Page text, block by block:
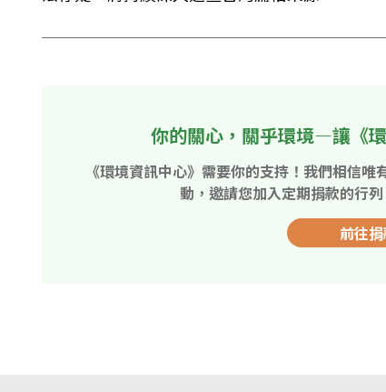
你的關心，關乎環境—讓《
《環境資訊中心》需要你的支持！我們相信
動，邀請您加入定期捐款的行
前往